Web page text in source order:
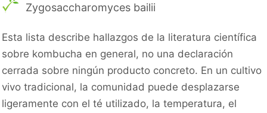
Zygosaccharomyces bailii
Esta lista describe hallazgos de la literatura científica
sobre kombucha en general, no una declaración
cerrada sobre ningún producto concreto. En un cultivo
vivo tradicional, la comunidad puede desplazarse
ligeramente con el té utilizado, la temperatura, el